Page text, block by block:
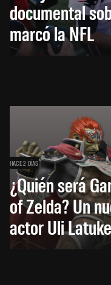
documental
marcó la NFL
HACE 2 DÍAS
¿Quién será
of Zelda? Un
actor Uli